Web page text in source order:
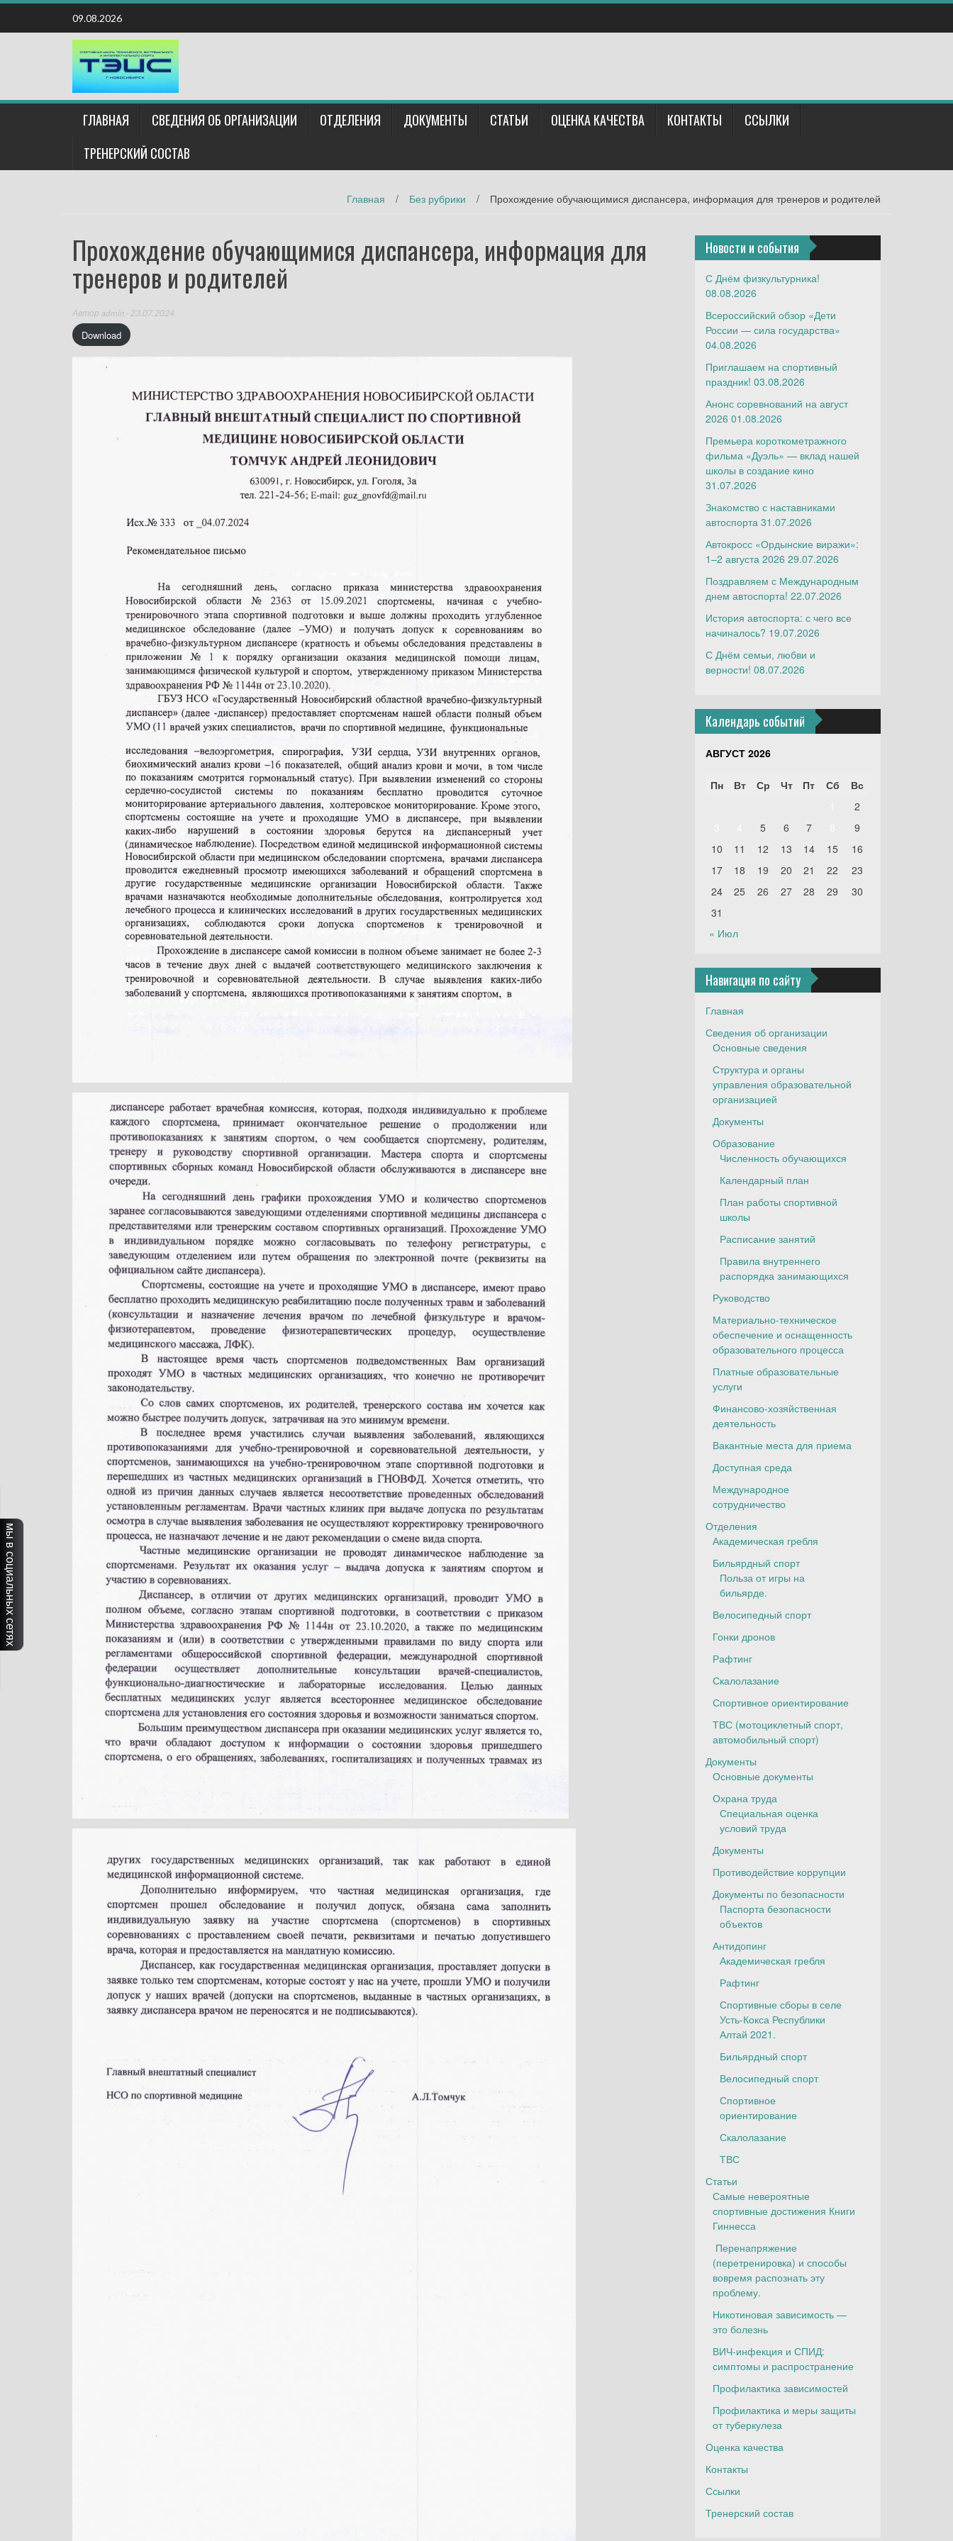
Наверх
09.08.2026
ГЛАВНАЯ СВЕДЕНИЯ ОБ ОРГАНИЗАЦИИ ОТДЕЛЕНИЯ ДОКУМЕНТЫ СТАТЬИ ОЦЕНКА КАЧЕСТВА КОНТАКТЫ
ССЫЛКИ
ТРЕНЕРСКИЙ СОСТАВ
Главная / Без рубрики / Прохождение обучающимися диспансера, информация для тренеров и родителей
Прохождение обучающимися диспансера, информация для
тренеров и родителей
Автор admin - 23.07.2024
Download
Новости и события
С Днём физкультурника!
08.08.2026
Всероссийский обзор «Дети
России — сила государства»
04.08.2026
Приглашаем на спортивный
праздник! 03.08.2026
Анонс соревнований на август
2026 01.08.2026
Премьера короткометражного
фильма «Дуэль» — вклад нашей
школы в создание кино
31.07.2026
Знакомство с наставниками
автоспорта 31.07.2026
Автокросс «Ордынские виражи»:
1–2 августа 2026 29.07.2026
Поздравляем с Международным
днем автоспорта! 22.07.2026
История автоспорта: с чего все
начиналось? 19.07.2026
С Днём семьи, любви и
верности! 08.07.2026
Календарь событий
АВГУСТ 2026
Пн Вт Ср Чт Пт Сб Вс
« Июл
2
5 6 7
9
10
11 12 13 14 15
16
17
18 19 20 21 22
23
24
25 26 27 28 29
30
31
Навигация по сайту
Главная
Сведения об организации
Основные сведения
Структура и органы
управления образовательной
организацией
Документы
Образование
Численность обучающихся
Календарный план
План работы спортивной
школы
Расписание занятий
Правила внутреннего
распорядка занимающихся
Руководство
Материально-техническое
обеспечение и оснащенность
образовательного процесса
Платные образовательные
услуги
Финансово-хозяйственная
деятельность
Вакантные места для приема
Доступная среда
Международное
сотрудничество
Отделения
Академическая гребля
Бильярдный спорт
Польза от игры на
бильярде.
Велосипедный спорт
Гонки дронов
Рафтинг
Скалолазание
Спортивное ориентирование
ТВС (мотоциклетный спорт,
автомобильный спорт)
Документы
Основные документы
Охрана труда
Специальная оценка
условий труда
Документы
Противодействие коррупции
Документы по безопасности
Паспорта безопасности
объектов
Антидопинг
Академическая гребля
Рафтинг
Спортивные сборы в селе
Усть-Кокса Республики
Алтай 2021.
Бильярдный спорт
Велосипедный спорт
Спортивное
ориентирование
Скалолазание
ТВС
Статьи
Самые невероятные
спортивные достижения Книги
Гиннесса
Перенапряжение
(перетренировка) и способы
вовремя распознать эту
проблему.
Никотиновая зависимость —
это болезнь
ВИЧ-инфекция и СПИД:
симптомы и распространение
Профилактика зависимостей
Профилактика и меры защиты
от туберкулеза
Оценка качества
Контакты
Ссылки
Тренерский состав
мы в социальных сетях